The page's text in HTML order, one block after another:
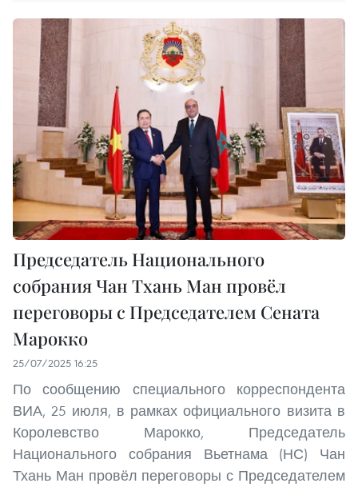
Председатель Национального
собрания Чан Тхань Ман провёл
переговоры с Председателем Сената
Марокко
25/07/2025 16:25
По сообщению специального корреспондента
ВИА, 25 июля, в рамках официального визита в
Королевство Марокко, Председатель
Национального собрания Вьетнама (НС) Чан
Тхань Ман провёл переговоры с Председателем